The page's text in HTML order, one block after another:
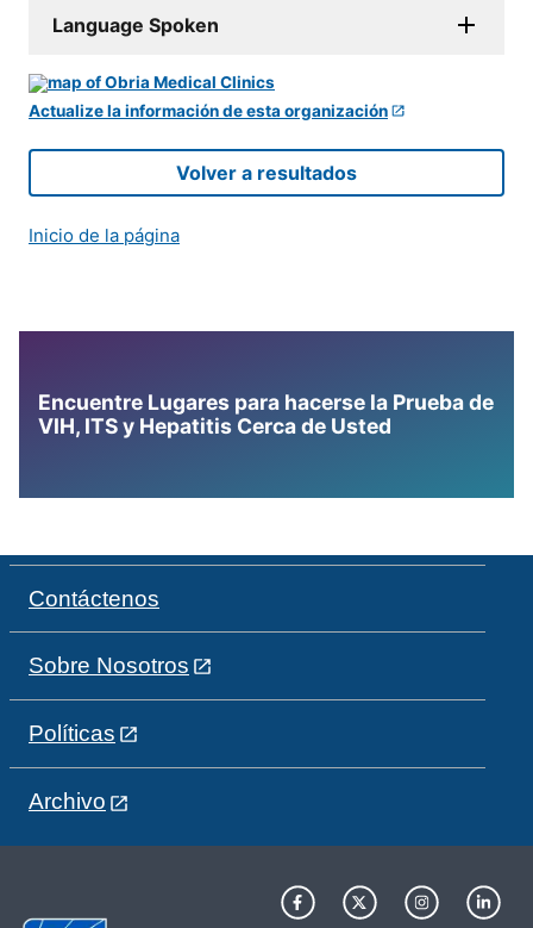
Language Spoken
Actualize la información de esta organización
Volver a resultados
Inicio de la página
Encuentre Lugares para hacerse la Prueba de
VIH, ITS y Hepatitis Cerca de Usted
Contáctenos
Sobre Nosotros
Políticas
Archivo